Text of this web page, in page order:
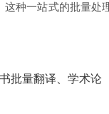
这种一站式的批量处
批量翻译、学术论